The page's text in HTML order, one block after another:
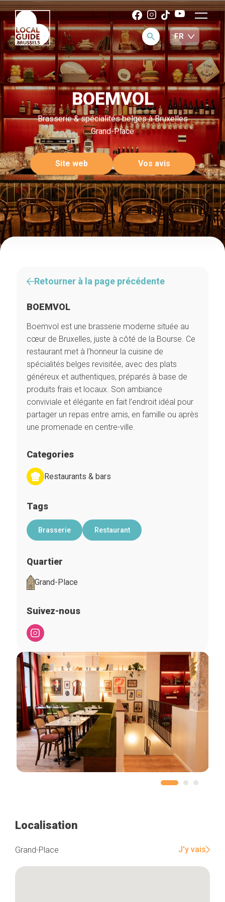
BOEMVOL
Brasserie & spécialités belges à Bruxelles
Grand-Place
Site web Vos avis
Retourner à la page précédente
BOEMVOL
Boemvol est une brasserie moderne située au
cœur de Bruxelles, juste à côté de la Bourse. Ce
restaurant met à l’honneur la cuisine de
spécialités belges revisitée, avec des plats
généreux et authentiques, préparés à base de
produits frais et locaux. Son ambiance
conviviale et élégante en fait l’endroit idéal pour
partager un repas entre amis, en famille ou après
une promenade en centre-ville.
Categories
Restaurants & bars
Tags
Brasserie Restaurant
Quartier
Grand-Place
Suivez-nous
Localisation
Grand-Place J'y vais